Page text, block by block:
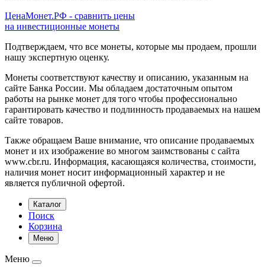
ЦенаМонет.РФ - сравнить цены
на инвестиционные монеты
Подтверждаем, что все монеты, которые мы продаем, прошли
нашу экспертную оценку.
Монеты соответствуют качеству и описанию, указанным на
сайте Банка России. Мы обладаем достаточным опытом
работы на рынке монет для того чтобы профессионально
гарантировать качество и подлинность продаваемых на нашем
сайте товаров.
Также обращаем Ваше внимание, что описание продаваемых
монет и их изображение во многом заимствованы с сайта
www.cbr.ru. Информация, касающаяся количества, стоимости,
наличия монет носит информационный характер и не
является публичной офертой.
Каталог
Поиск
Корзина
Меню
Меню